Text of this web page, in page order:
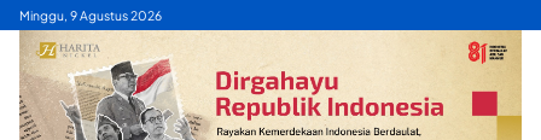
Skip
content
Minggu, 9 Agustus 2026